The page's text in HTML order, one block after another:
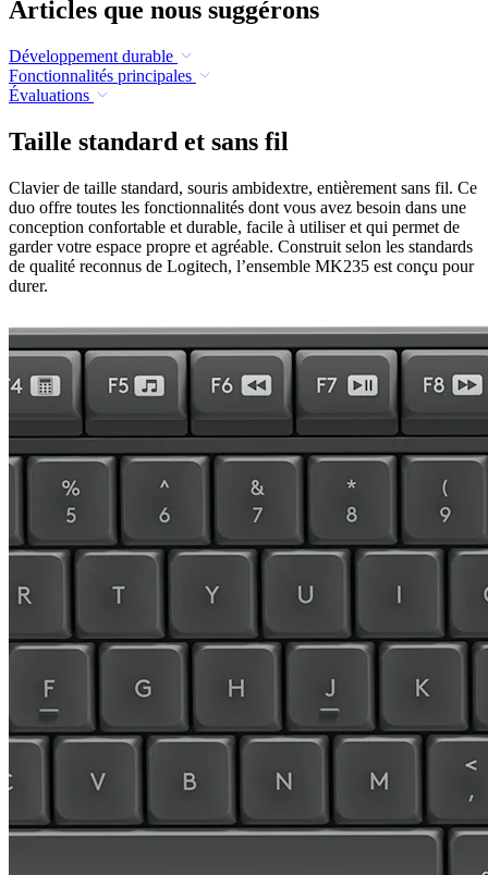
Articles que nous suggérons
Développement durable
Fonctionnalités principales
Évaluations
Taille standard et sans fil
Clavier de taille standard, souris ambidextre, entièrement sans fil. Ce
duo offre toutes les fonctionnalités dont vous avez besoin dans une
conception confortable et durable, facile à utiliser et qui permet de
garder votre espace propre et agréable. Construit selon les standards
de qualité reconnus de Logitech, l’ensemble MK235 est conçu pour
durer.